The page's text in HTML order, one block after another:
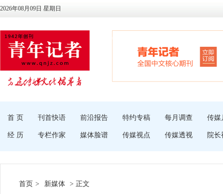
2026年08月09日 星期日
首 页 刊首快语 前沿报告 特约专稿 每月调查 传媒
经 历 专栏作家 媒体脸谱 传媒视点 传媒透视 院长
首页 > 新媒体 > 正文